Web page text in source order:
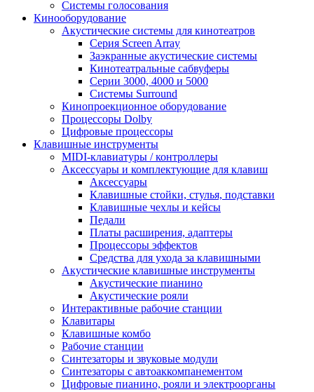
Системы голосования
Кинооборудование
Акустические системы для кинотеатров
Cерия Screen Array
Заэкранные акустические системы
Кинотеатральные сабвуферы
Серии 3000, 4000 и 5000
Системы Surround
Кинопроекционное оборудование
Процессоры Dolby
Цифровые процессоры
Клавишные инструменты
MIDI-клавиатуры / контроллеры
Аксессуары и комплектующие для клавиш
Аксессуары
Клавишные стойки, стулья, подставки
Клавишные чехлы и кейсы
Педали
Платы расширения, адаптеры
Процессоры эффектов
Средства для ухода за клавишными
Акустические клавишные инструменты
Акустические пианино
Акустические рояли
Интерактивные рабочие станции
Клавитары
Клавишные комбо
Рабочие станции
Синтезаторы и звуковые модули
Синтезаторы с автоаккомпанементом
Цифровые пианино, рояли и электроорганы